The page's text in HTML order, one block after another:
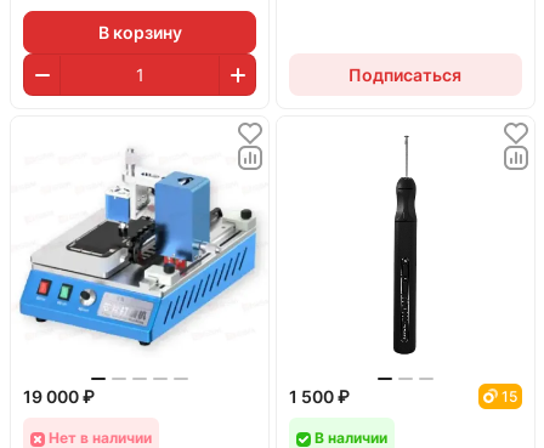
В корзину
Подписаться
19 000 ₽
Нет в наличии
1 500 ₽ 15
В наличии